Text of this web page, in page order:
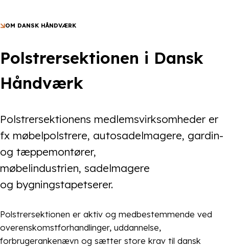
OM DANSK HÅNDVÆRK
Polstrersektionen i Dansk
Håndværk
Polstrersektionens medlemsvirksomheder er
fx møbelpolstrere, autosadelmagere, gardin-
og tæppemontører,
møbelindustrien, sadelmagere
og bygningstapetserer.
Polstrersektionen er aktiv og medbestemmende ved
overenskomstforhandlinger, uddannelse,
forbrugerankenævn og sætter store krav til dansk